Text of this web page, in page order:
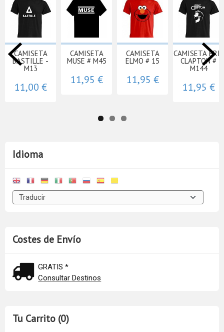
Idioma
Costes de Envío
GRATIS *
Consultar Destinos
Tu Carrito (0)
CAMISETA
BASTILLE -
M13
11,00 €
CAMISETA
MUSE # M45
11,95 €
CAMISETA
ELMO # 15
11,95 €
CAMISETA ERIC
CLAPTON #
M144
11,95 €